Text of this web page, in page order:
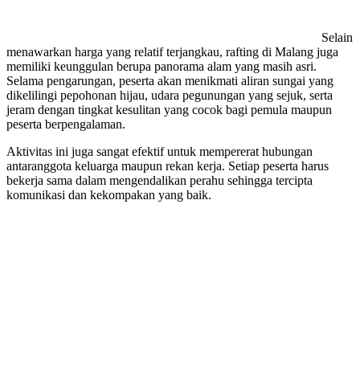
Selain
menawarkan harga yang relatif terjangkau, rafting di Malang juga
memiliki keunggulan berupa panorama alam yang masih asri.
Selama pengarungan, peserta akan menikmati aliran sungai yang
dikelilingi pepohonan hijau, udara pegunungan yang sejuk, serta
jeram dengan tingkat kesulitan yang cocok bagi pemula maupun
peserta berpengalaman.
Aktivitas ini juga sangat efektif untuk mempererat hubungan
antaranggota keluarga maupun rekan kerja. Setiap peserta harus
bekerja sama dalam mengendalikan perahu sehingga tercipta
komunikasi dan kekompakan yang baik.